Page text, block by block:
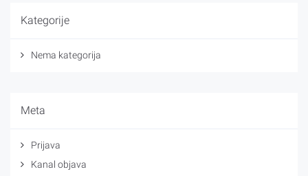
Kategorije
Nema kategorija
Meta
Prijava
Kanal objava